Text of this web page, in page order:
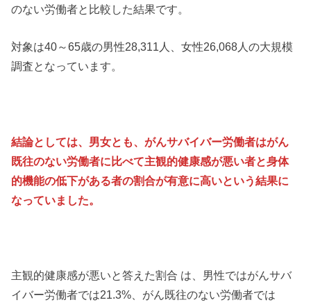
のない労働者と比較した結果です。
対象は40～65歳の男性28,311人、女性26,068人の大規模
調査となっています。
結論としては、男女とも、がんサバイバー労働者はがん
既往のない労働者に比べて主観的健康感が悪い者と身体
的機能の低下がある者の割合が有意に高いという結果に
なっていました。
主観的健康感が悪いと答えた割合 は、男性ではがんサバ
イバー労働者では21.3%、がん既往のない労働者では